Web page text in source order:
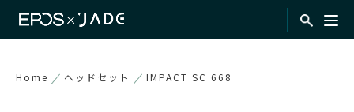
Home ヘッドセット IMPACT SC 668